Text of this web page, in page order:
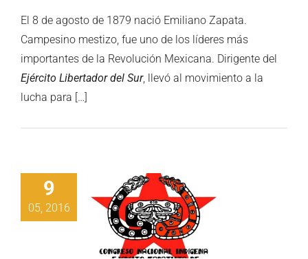
El 8 de agosto de 1879 nació Emiliano Zapata.
Campesino mestizo, fue uno de los líderes más
importantes de la Revolución Mexicana. Dirigente del
Ejército Libertador del Sur, llevó al movimiento a la
lucha para […]
9
05, 2016
del CNI y
sobre la